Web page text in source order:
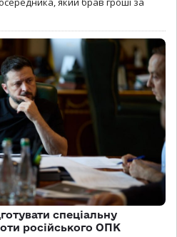
спеціальну
російського ОПК